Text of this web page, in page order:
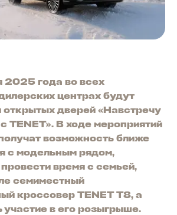
2025 года во всех
центрах будут
открытых дверей «Навстречу
TENET». В ходе мероприятий
возможность ближе
с модельным рядом,
время с семьей,
семиместный
кроссовер TENET T8, а
участие в его розыгрыше.